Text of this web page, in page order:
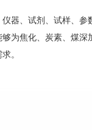
器、试剂、试样、参
为焦化、炭素、煤深
。